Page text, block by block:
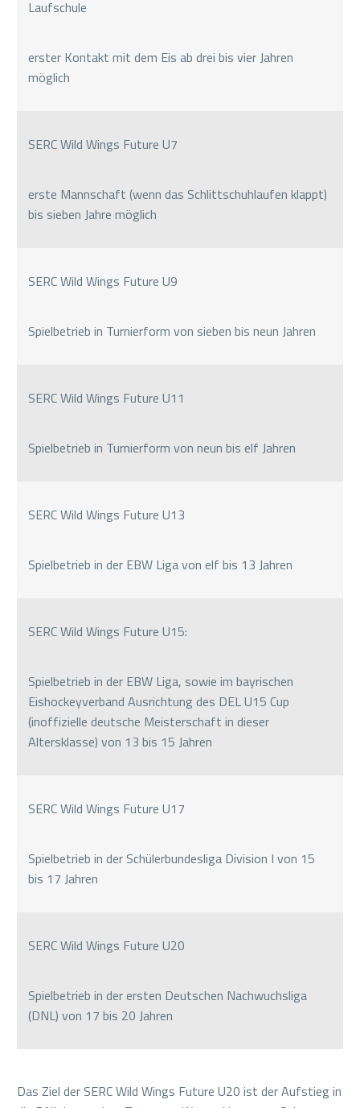
Laufschule
erster Kontakt mit dem Eis ab drei bis vier Jahren
möglich
SERC Wild Wings Future U7
erste Mannschaft (wenn das Schlittschuhlaufen klappt)
bis sieben Jahre möglich
SERC Wild Wings Future U9
Spielbetrieb in Turnierform von sieben bis neun Jahren
SERC Wild Wings Future U11
Spielbetrieb in Turnierform von neun bis elf Jahren
SERC Wild Wings Future U13
Spielbetrieb in der EBW Liga von elf bis 13 Jahren
SERC Wild Wings Future U15:
Spielbetrieb in der EBW Liga, sowie im bayrischen
Eishockeyverband Ausrichtung des DEL U15 Cup
(inoffizielle deutsche Meisterschaft in dieser
Altersklasse) von 13 bis 15 Jahren
SERC Wild Wings Future U17
Spielbetrieb in der Schülerbundesliga Division I von 15
bis 17 Jahren
SERC Wild Wings Future U20
Spielbetrieb in der ersten Deutschen Nachwuchsliga
(DNL) von 17 bis 20 Jahren
Das Ziel der SERC Wild Wings Future U20 ist der Aufstieg in